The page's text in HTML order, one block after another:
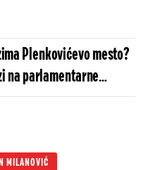
Plenkovićevo mesto?
na parlamentarne
MILANOVIĆ